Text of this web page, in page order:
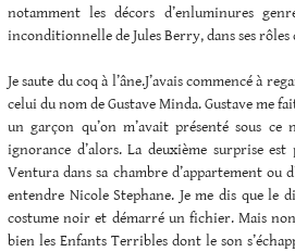
notamment les décors d’enluminures
inconditionnelle de Jules Berry, dans ses rôles
Je saute du coq à l’âne.J’avais commencé à
celui du nom de Gustave Minda. Gustave me
un garçon qu’on m’avait présenté sous
ignorance d’alors. La deuxième surprise
Ventura dans sa chambre d’appartement
entendre Nicole Stephane. Je me dis que le
costume noir et démarré un fichier. Mais
bien les Enfants Terribles dont le son